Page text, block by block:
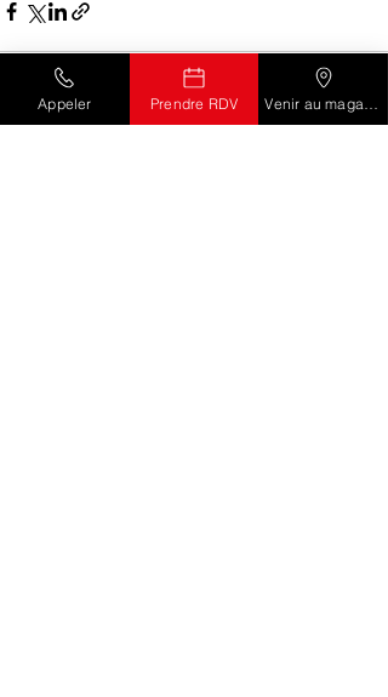
Appeler Prendre RDV